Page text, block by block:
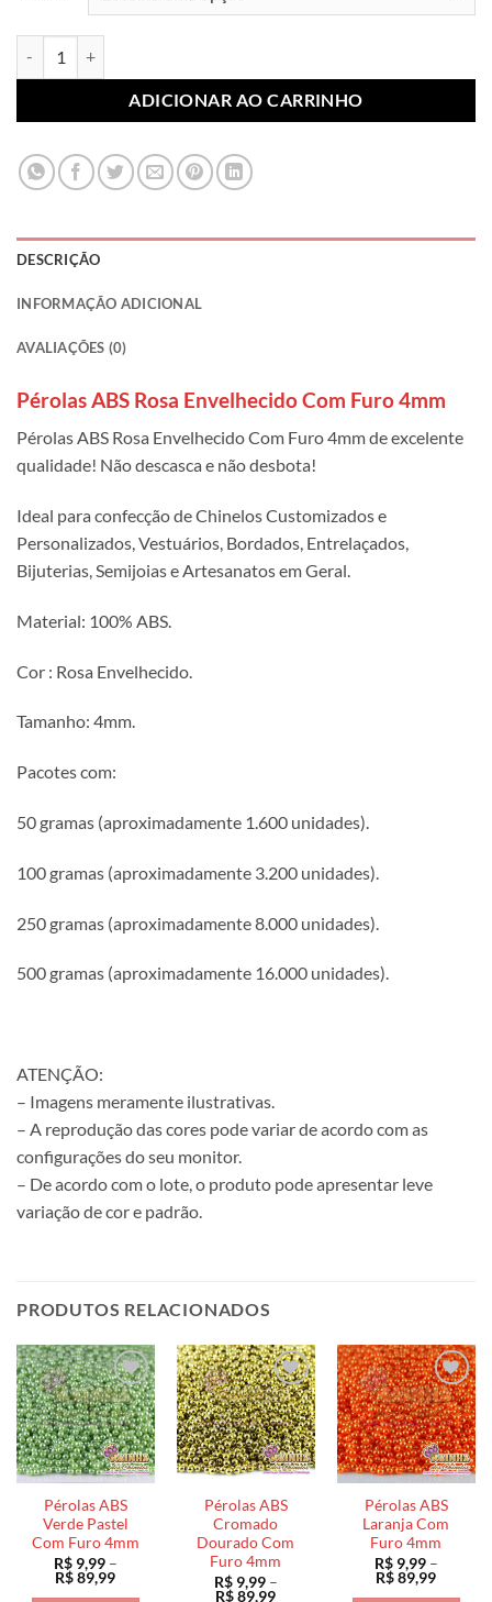
ADICIONAR AO CARRINHO
DESCRIÇÃO
INFORMAÇÃO ADICIONAL
AVALIAÇÕES (0)
Pérolas ABS Rosa Envelhecido Com Furo 4mm
Pérolas ABS Rosa Envelhecido Com Furo 4mm de excelente
qualidade! Não descasca e não desbota!
Ideal para confecção de Chinelos Customizados e
Personalizados, Vestuários, Bordados, Entrelaçados,
Bijuterias, Semijoias e Artesanatos em Geral.
Material: 100% ABS.
Cor : Rosa Envelhecido.
Tamanho: 4mm.
Pacotes com:
50 gramas (aproximadamente 1.600 unidades).
100 gramas (aproximadamente 3.200 unidades).
250 gramas (aproximadamente 8.000 unidades).
500 gramas (aproximadamente 16.000 unidades).
ATENÇÃO:
– Imagens meramente ilustrativas.
– A reprodução das cores pode variar de acordo com as
configurações do seu monitor.
– De acordo com o lote, o produto pode apresentar leve
variação de cor e padrão.
PRODUTOS RELACIONADOS
Pérolas ABS
Verde Pastel
Com Furo 4mm
R$9,99 –
R$89,99Faixa
Pérolas ABS
Cromado
Dourado Com
Furo 4mm
R$9,99 –
R$89,99Faixa
Pérolas ABS
Laranja Com
Furo 4mm
R$9,99 –
R$89,99Faixa